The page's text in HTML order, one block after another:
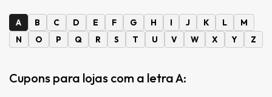
A B C D E F G H I J K L
M
N
O P Q R S T U V W X Y Z
Cupons para lojas com a letra A: